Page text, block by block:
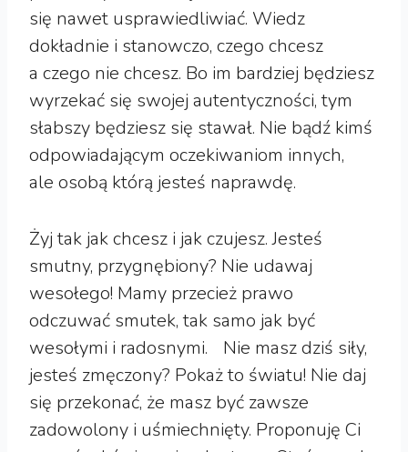
się nawet usprawiedliwiać. Wiedz
dokładnie i stanowczo, czego chcesz
a czego nie chcesz. Bo im bardziej będziesz
wyrzekać się swojej autentyczności, tym
słabszy będziesz się stawał. Nie bądź kimś
odpowiadającym oczekiwaniom innych,
ale osobą którą jesteś naprawdę.
Żyj tak jak chcesz i jak czujesz. Jesteś
smutny, przygnębiony? Nie udawaj
wesołego! Mamy przecież prawo
odczuwać smutek, tak samo jak być
wesołymi i radosnymi. Nie masz dziś siły,
jesteś zmęczony? Pokaż to światu! Nie daj
się przekonać, że masz być zawsze
zadowolony i uśmiechnięty. Proponuję Ci